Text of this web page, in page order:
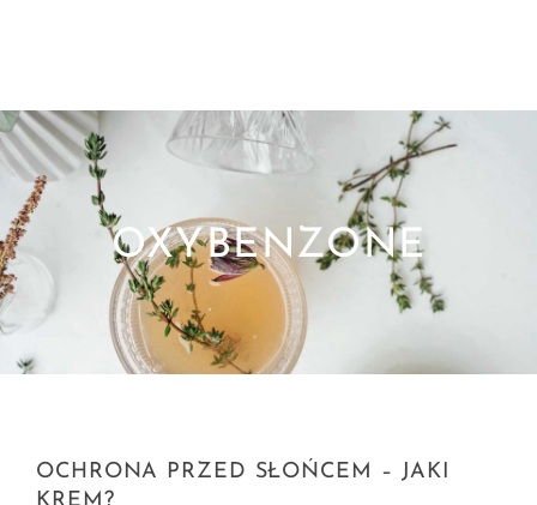
OXYBENZONE
OCHRONA PRZED SŁOŃCEM – JAKI